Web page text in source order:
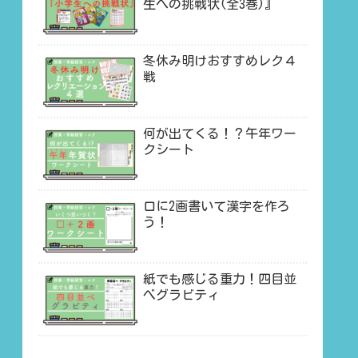
生への挑戦状(全3巻)』
冬休み明けおすすめレク４
戦
何が出てくる！？午年ワー
クシート
口に2画書いて漢字を作ろ
う！
紙でも感じる重力！四目並
べグラビティ